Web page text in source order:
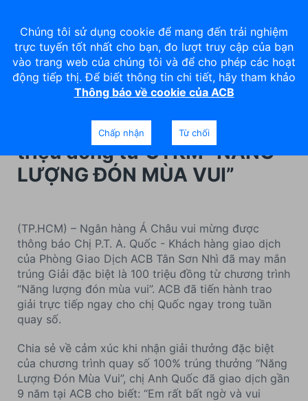
Chúc mừng khách hàng may
mắn trúng giải đặc biệt 100
triệu đồng từ CTKM “NĂNG
LƯỢNG ĐÓN MÙA VUI”
(TP.HCM) – Ngân hàng Á Châu vui mừng được
thông báo Chị P.T. A. Quốc - Khách hàng giao dịch
của Phòng Giao Dịch ACB Tân Sơn Nhì đã may mắn
trúng Giải đặc biệt là 100 triệu đồng từ chương trình
“Năng lượng đón mùa vui”. ACB đã tiến hành trao
giải trực tiếp ngay cho chị Quốc ngay trong tuần
quay số.
Chia sẻ về cảm xúc khi nhận giải thưởng đặc biệt
của chương trình quay số 100% trúng thưởng “Năng
Lượng Đón Mùa Vui”, chị Anh Quốc đã giao dịch gần
9 năm tại ACB cho biết: “Em rất bất ngờ và vui
Chúng tôi sử dụng cookie để mang đến trải nghiệm
trực tuyến tốt nhất cho bạn, đo lượt truy cập của bạn
vào trang web của chúng tôi và để cho phép các hoạt
động tiếp thị. Để biết thông tin chi tiết, hãy tham khảo
Thông báo về cookie của ACB
Chấp nhận Từ chối